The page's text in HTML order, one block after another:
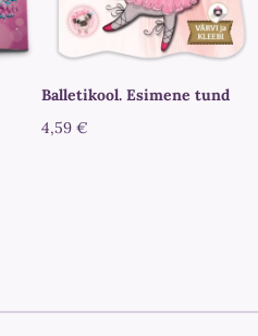
Balletikool. Esimene tund
4,59 €